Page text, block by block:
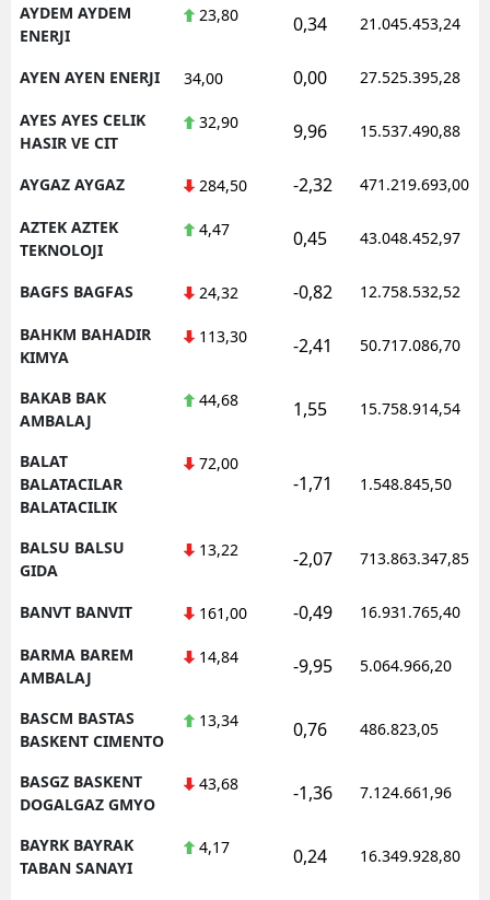
AYDEM AYDEM
ENERJI
23,80 0,34 21.045.453,24
AYEN AYEN ENERJI 34,00 0,00 27.525.395,28
AYES AYES CELIK
HASIR VE CIT
32,90 9,96 15.537.490,88
AYGAZ AYGAZ 284,50 -2,32 471.219.693,00
AZTEK AZTEK
TEKNOLOJI
4,47 0,45 43.048.452,97
BAGFS BAGFAS 24,32 -0,82 12.758.532,52
BAHKM BAHADIR
KIMYA
113,30 -2,41 50.717.086,70
BAKAB BAK
AMBALAJ
44,68 1,55 15.758.914,54
BALAT
BALATACILAR
BALATACILIK
72,00
-1,71 1.548.845,50
BALSU BALSU
GIDA
13,22 -2,07 713.863.347,85
BANVT BANVIT 161,00 -0,49 16.931.765,40
BARMA BAREM
AMBALAJ
14,84 -9,95 5.064.966,20
BASCM BASTAS
BASKENT CIMENTO
13,34 0,76 486.823,05
BASGZ BASKENT
DOGALGAZ GMYO
43,68 -1,36 7.124.661,96
BAYRK BAYRAK
TABAN SANAYI
4,17 0,24 16.349.928,80